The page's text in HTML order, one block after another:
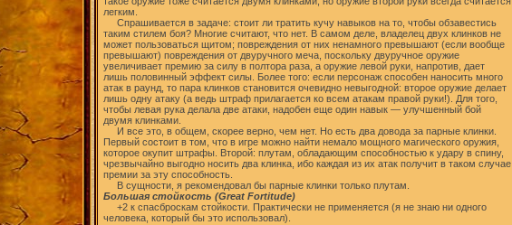
легким.
Спрашивается в задаче: стоит ли тратить кучу навыков на то, чтобы обзавестись
таким стилем боя? Многие считают, что нет. В самом деле, владелец двух клинков не
может пользоваться щитом; повреждения от них ненамного превышают (если вообще
превышают) повреждения от двуручного меча, поскольку двуручное оружие
увеличивает премию за силу в полтора раза, а оружие левой руки, напротив, дает
лишь половинный эффект силы. Более того: если персонаж способен наносить много
атак в раунд, то пара клинков становится очевидно невыгодной: второе оружие делает
лишь одну атаку (а ведь штраф прилагается ко всем атакам правой руки!). Для того,
чтобы левая рука делала две атаки, надобен еще один навык — улучшенный бой
двумя клинками.
И все это, в общем, скорее верно, чем нет. Но есть два довода за парные клинки.
Первый состоит в том, что в игре можно найти немало мощного магического оружия,
которое окупит штрафы. Второй: плутам, обладающим способностью к удару в спину,
чрезвычайно выгодно носить два клинка, ибо каждая из их атак получит в таком случае
премии за эту способность.
В сущности, я рекомендовал бы парные клинки только плутам.
Большая стойкость (Great Fortitude)
+2 к спасброскам стойкости. Практически не применяется (я не знаю ни одного
человека, который бы это использовал).